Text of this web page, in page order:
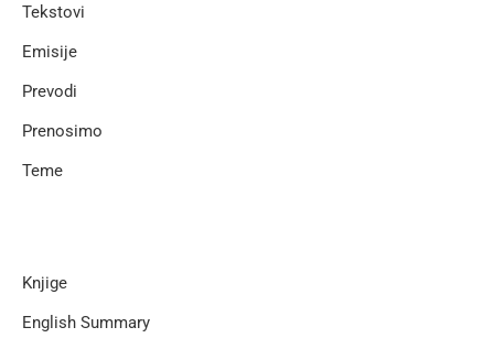
Tekstovi
Emisije
Prevodi
Prenosimo
Teme
Knjige
English Summary